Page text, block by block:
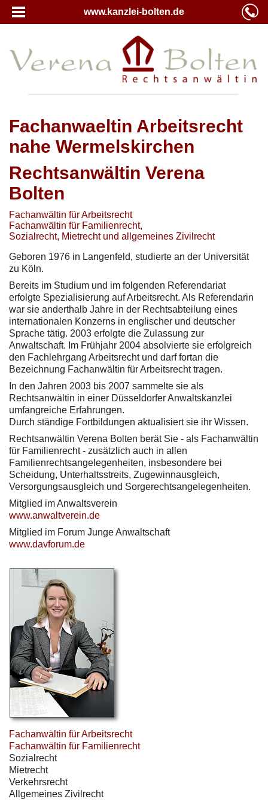
www.kanzlei-bolten.de
Fachanwaeltin Arbeitsrecht
nahe Wermelskirchen
Rechtsanwältin Verena
Bolten
Fachanwältin für Arbeitsrecht
Fachanwältin für Familienrecht,
Sozialrecht, Mietrecht und allgemeines Zivilrecht
Geboren 1976 in Langenfeld, studierte an der Universität
zu Köln.
Bereits im Studium und im folgenden Referendariat
erfolgte Spezialisierung auf Arbeitsrecht. Als Referendarin
war sie anderthalb Jahre in der Rechtsabteilung eines
internationalen Konzerns in englischer und deutscher
Sprache tätig. 2003 erfolgte die Zulassung zur
Anwaltschaft. Im Frühjahr 2004 absolvierte sie erfolgreich
den Fachlehrgang Arbeitsrecht und darf fortan die
Bezeichnung Fachanwältin für Arbeitsrecht tragen.
In den Jahren 2003 bis 2007 sammelte sie als
Rechtsanwältin in einer Düsseldorfer Anwaltskanzlei
umfangreiche Erfahrungen.
Durch ständige Fortbildungen aktualisiert sie ihr Wissen.
Rechtsanwältin Verena Bolten berät Sie - als Fachanwältin
für Familienrecht - zusätzlich auch in allen
Familienrechtsangelegenheiten, insbesondere bei
Scheidung, Unterhaltsstreits, Zugewinnausgleich,
Versorgungsausgleich und Sorgerechtsangelegenheiten.
Mitglied im Anwaltsverein
www.anwaltverein.de
Mitglied im Forum Junge Anwaltschaft
www.davforum.de
Fachanwältin für Arbeitsrecht
Fachanwältin für Familienrecht
Sozialrecht
Mietrecht
Verkehrsrecht
Allgemeines Zivilrecht